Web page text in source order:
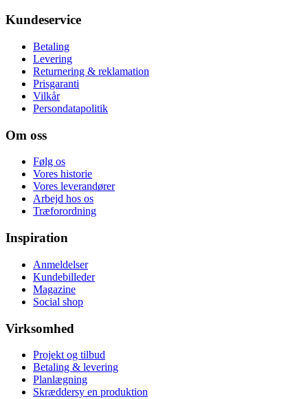
Kundeservice
Betaling
Levering
Returnering & reklamation
Prisgaranti
Vilkår
Persondatapolitik
Om oss
Følg os
Vores historie
Vores leverandører
Arbejd hos os
Træforordning
Inspiration
Anmeldelser
Kundebilleder
Magazine
Social shop
Virksomhed
Projekt og tilbud
Betaling & levering
Planlægning
Skræddersy en produktion